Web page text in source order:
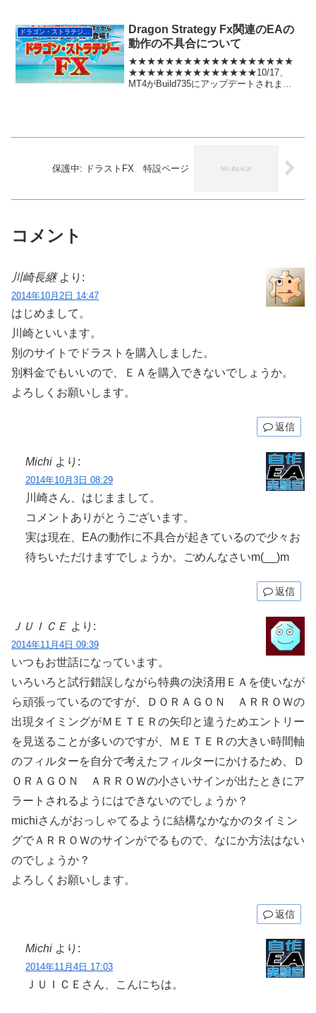
Dragon Strategy Fx関連のEAの
動作の不具合について
★★★★★★★★★★★★★★★★★★
★★★★★★★★★★★★★★10/17、
MT4がBuild735にアップデートされまし
保護中: ドラストFX 特設ページ
コメント
川崎長継 より:
2014年10月2日 14:47
はじめまして。
川崎といいます。
別のサイトでドラストを購入しました。
別料金でもいいので、ＥＡを購入できないでしょうか。
よろしくお願いします。
返信
Michi より:
2014年10月3日 08:29
川崎さん、はじままして。
コメントありがとうございます。
実は現在、EAの動作に不具合が起きているので少々お
待ちいただけますでしょうか。ごめんなさいm(__)m
返信
ＪＵＩＣＥ より:
2014年11月4日 09:39
いつもお世話になっています。
いろいろと試行錯誤しながら特典の決済用ＥＡを使いなが
ら頑張っているのですが、ＤＯＲＡＧＯＮ ＡＲＲＯＷの
出現タイミングがＭＥＴＥＲの矢印と違うためエントリー
を見送ることが多いのですが、ＭＥＴＥＲの大きい時間軸
のフィルターを自分で考えたフィルターにかけるため、Ｄ
ＯＲＡＧＯＮ ＡＲＲＯＷの小さいサインが出たときにア
ラートされるようにはできないのでしょうか？
michiさんがおっしゃてるように結構なかなかのタイミン
グでＡＲＲＯＷのサインがでるもので、なにか方法はない
のでしょうか？
よろしくお願いします。
返信
Michi より:
2014年11月4日 17:03
ＪＵＩＣＥさん、こんにちは。